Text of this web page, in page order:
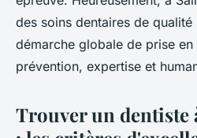
des soins dentaires de qualité
démarche globale de prise
prévention, expertise et
Trouver un dentiste